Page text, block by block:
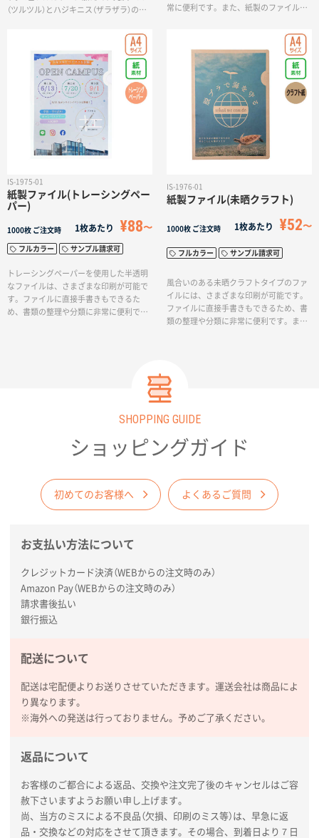
（ツルツル）とハジキニス（ザラザラ）の特
りました。デザインの表現・品質がぐん
とアップします！二つ折りに見開きで、
内側の両サイドに大きいポケットがつい
たA4サイズのクリアファイル。多くの書
類を収納することができます。両サイド
のポケットで書類を分けて整理したり、
A3サイズの書類を見開きで収納したりと
煩雑な書類管理に最適なダブルポケット
付きのファイルです。また、営業に便利
な縦横の名刺に対応したポケット付き。
連絡先がわかります。
常に便利です。また、紙製のファイル中
して廃棄可能です。SDGsや脱プラスチッ
クの取り組みの注目度が高まっているこ
とから、紙製のファイルは非常に人気の
ある商品です。リサイクル可能な素材を
使用することで、環境にやさしい選択肢
となります。
IS-1975-01
紙製ファイル(トレーシングペー
パー)
1000枚 ご注文時 1枚あたり ¥88
フルカラー サンプル請求可
トレーシングペーパーを使用した半透明
なファイルは、さまざまな印刷が可能で
す。ファイルに直接手書きもできるた
め、書類の整理や分類に非常に便利で
製のファイルは非常に人気のある商品で
IS-1976-01
紙製ファイル(未晒クラフト)
1000枚 ご注文時 1枚あたり ¥52
フルカラー サンプル請求可
風合いのある未晒クラフトタイプのファ
イルには、さまざまな印刷が可能です。
ファイルに直接手書きもできるため、書
類の整理や分類に非常に便利です。ま
ファイルは非常に人気のある商品です。
リサイクル可能な素材を使用すること
SHOPPING GUIDE
ショッピングガイド
初めてのお客様へ よくあるご質問
お支払い方法について
クレジットカード決済（WEBからの注文時のみ）
Amazon Pay（WEBからの注文時のみ）
請求書後払い
銀行振込
配送について
配送は宅配便よりお送りさせていただきます。運送会社は商品によ
り異なります。
※海外への発送は行っておりません。予めご了承ください。
返品について
お客様のご都合による返品、交換や注文完了後のキャンセルはご容
赦下さいますようお願い申し上げます。
尚、当方のミスによる不良品（欠損、印刷のミス等）は、早急に返
品・交換などの対応をさせて頂きます。その場合、到着日より７日